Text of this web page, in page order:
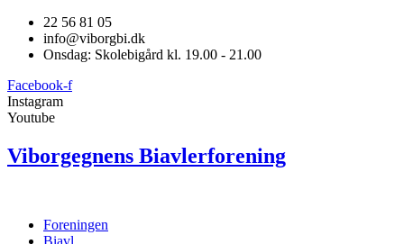
22 56 81 05
info@viborgbi.dk
Onsdag: Skolebigård kl. 19.00 - 21.00
Facebook-f
Instagram
Youtube
Viborgegnens Biavlerforening
Foreningen
Biavl